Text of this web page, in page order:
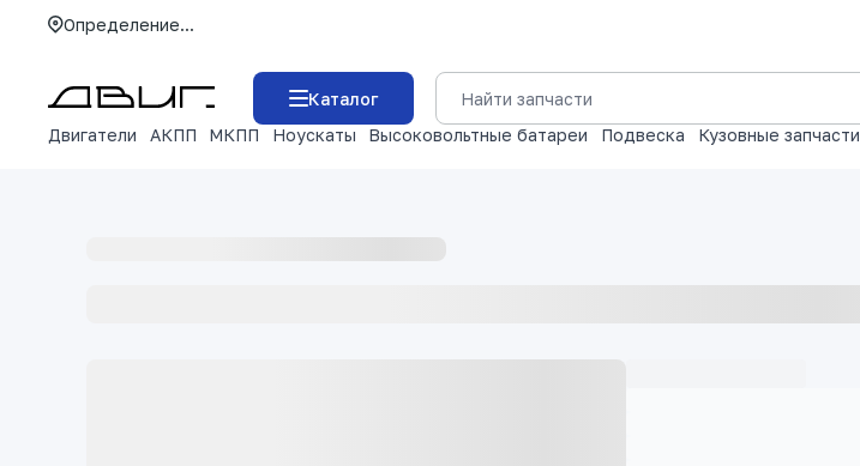
Определение...
Каталог
Двигатели
АКПП МКПП Ноускаты Высоковольтные батареи Подвеска Кузовные запчасти